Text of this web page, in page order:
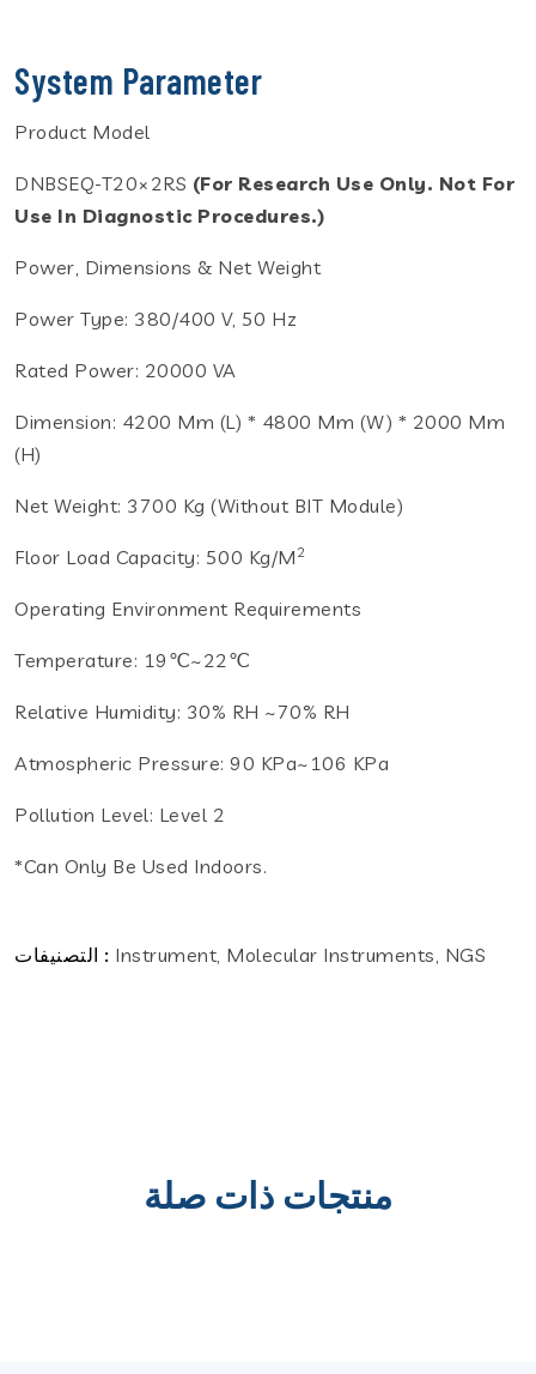
System Parameter
Product Model
DNBSEQ-T20×2RS (For Research Use Only. Not For
Use In Diagnostic Procedures.)
Power, Dimensions & Net Weight
Power Type: 380/400 V, 50 Hz
Rated Power: 20000 VA
Dimension: 4200 Mm (L) * 4800 Mm (W) * 2000 Mm
(H)
Net Weight: 3700 Kg (without BIT Module)
Floor Load Capacity: 500 Kg/m 2
Operating Environment Requirements
Temperature: 19℃~22℃
Relative Humidity: 30% RH ~70% RH
Atmospheric Pressure: 90 KPa~106 KPa
Pollution Level: Level 2
*Can Only Be Used Indoors.
التصنيفات : Instrument, Molecular Instruments, NGS
منتجات ذات صلة